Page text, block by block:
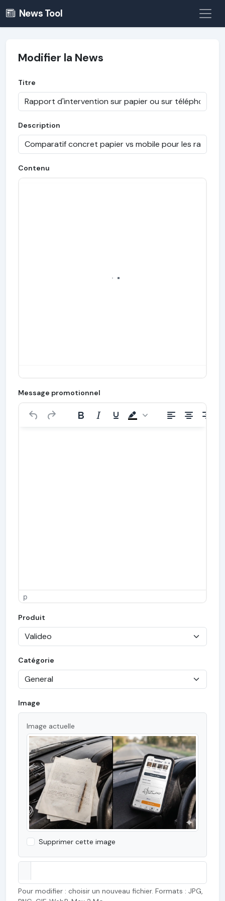
News Tool
Modifier la News
Titre
Description
Contenu
Message promotionnel
p
Produit
Catégorie
Image
Image actuelle
Supprimer cette image
Pour modifier : choisir un nouveau fichier. Formats : JPG,